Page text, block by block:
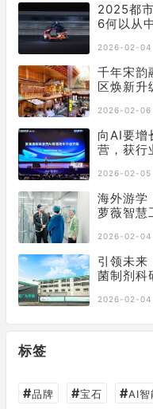
2025都
6何以从
2026-02-04
千年宋韵
区焕新升
2026-02-06
向AI要增
营，获行
2026-02-05
海外游学
萝薇智慧
2026-02-04
引领未来
菌制剂科
2026-02-04
标签
#品牌 #宝石 #AI智